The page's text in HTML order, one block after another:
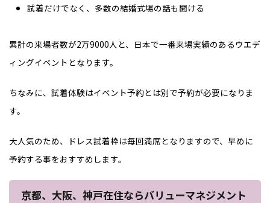
試着だけでなく、多数の結婚式場の話も聞ける
累計の来場者数が2万9000人と、日本で一番来場実績のあるウエデ
ィングイベントとなります。
ちなみに、試着体験はイベント予約とは別で予約が必要になりま
す。
大人気のため、ドレス試着枠は毎回満席となりますので、早めに
予約する事をおすすめします。
京都、大阪、神戸在住ならバリューマネジメント